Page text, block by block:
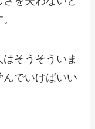
そうそういま
でいけばいい